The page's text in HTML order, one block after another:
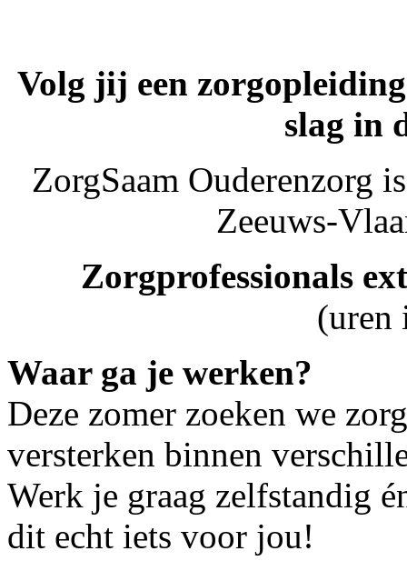
Volg jij een
slag in
ZorgSaam Ouderenzorg
Zeeuws-
Zorgprofessionals
Waar ga je werken?
Deze zomer zoeken we
versterken binnen
Werk je graag zelfstandig
dit echt iets voor jou!